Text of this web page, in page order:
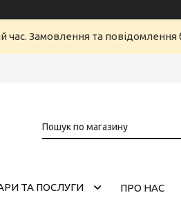
час. Замовлення та
ТА ПОСЛУГИ ПРО НАС